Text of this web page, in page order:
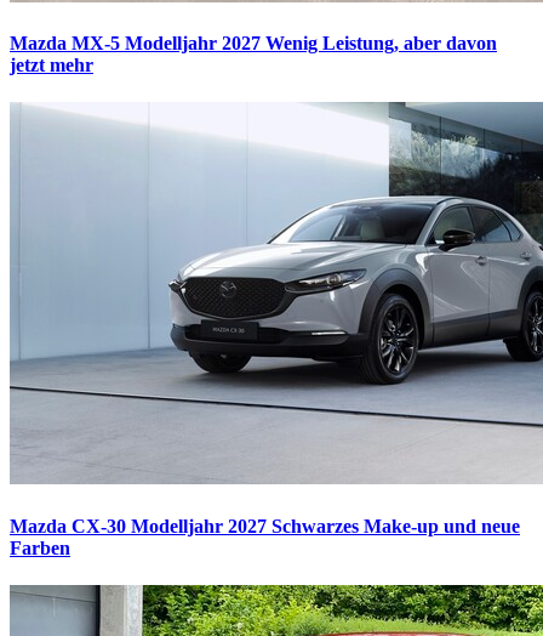
Mazda MX-5 Modelljahr 2027 Wenig Leistung, aber davon
jetzt mehr
Mazda CX-30 Modelljahr 2027 Schwarzes Make-up und neue
Farben